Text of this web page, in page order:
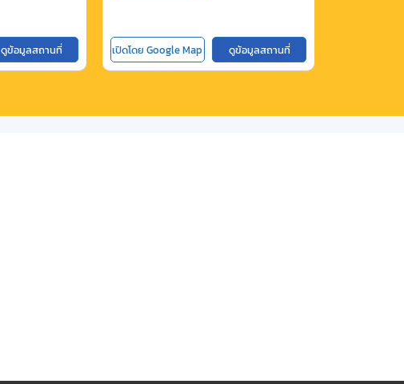
ดูข้อมูลสถานที่ เปิดโดย Google Map ดูข้อมูลสถานที่